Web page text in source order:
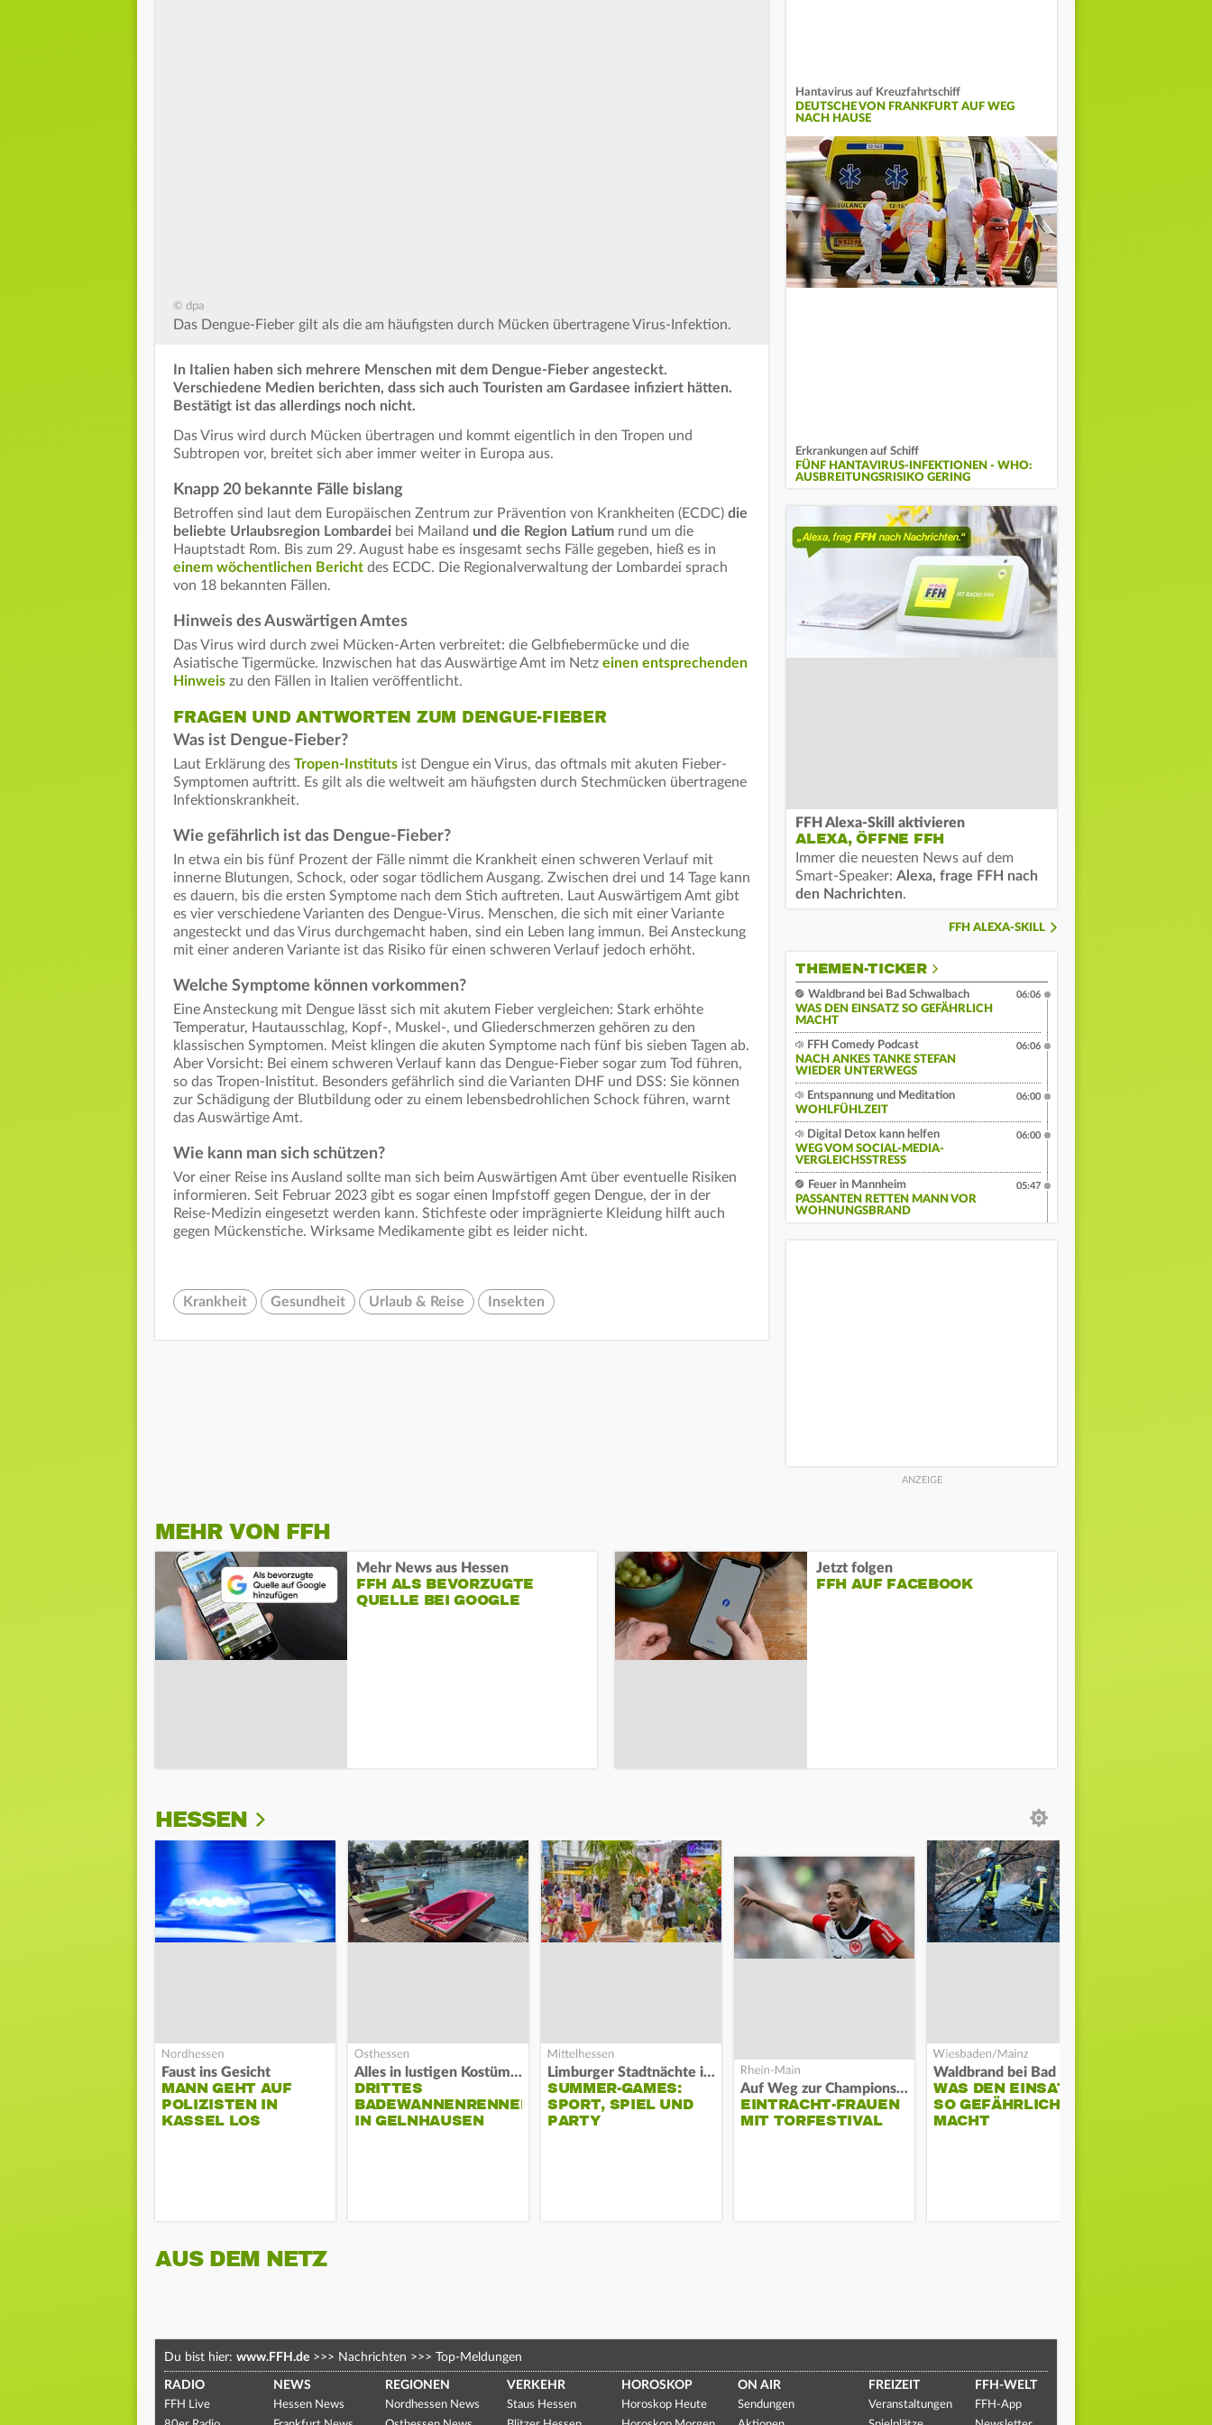
© dpa
Das Dengue-Fieber gilt als die am häufigsten durch Mücken übertragene Virus-Infektion.
In Italien haben sich mehrere Menschen mit dem Dengue-Fieber angesteckt.
Verschiedene Medien berichten, dass sich auch Touristen am Gardasee infiziert hätten.
Bestätigt ist das allerdings noch nicht.
Das Virus wird durch Mücken übertragen und kommt eigentlich in den Tropen und
Subtropen vor, breitet sich aber immer weiter in Europa aus.
Knapp 20 bekannte Fälle bislang
Betroffen sind laut dem Europäischen Zentrum zur Prävention von Krankheiten (ECDC) die
beliebte Urlaubsregion Lombardei bei Mailand und die Region Latium rund um die
Hauptstadt Rom. Bis zum 29. August habe es insgesamt sechs Fälle gegeben, hieß es in
einem wöchentlichen Bericht des ECDC. Die Regionalverwaltung der Lombardei sprach
von 18 bekannten Fällen.
Hinweis des Auswärtigen Amtes
Das Virus wird durch zwei Mücken-Arten verbreitet: die Gelbfiebermücke und die
Asiatische Tigermücke. Inzwischen hat das Auswärtige Amt im Netz einen entsprechenden
Hinweis zu den Fällen in Italien veröffentlicht.
FRAGEN UND ANTWORTEN ZUM DENGUE-FIEBER
Was ist Dengue-Fieber?
Laut Erklärung des Tropen-Instituts ist Dengue ein Virus, das oftmals mit akuten Fieber-
Symptomen auftritt. Es gilt als die weltweit am häufigsten durch Stechmücken übertragene
Infektionskrankheit.
Wie gefährlich ist das Dengue-Fieber?
In etwa ein bis fünf Prozent der Fälle nimmt die Krankheit einen schweren Verlauf mit
innerne Blutungen, Schock, oder sogar tödlichem Ausgang. Zwischen drei und 14 Tage kann
es dauern, bis die ersten Symptome nach dem Stich auftreten. Laut Auswärtigem Amt gibt
es vier verschiedene Varianten des Dengue-Virus. Menschen, die sich mit einer Variante
angesteckt und das Virus durchgemacht haben, sind ein Leben lang immun. Bei Ansteckung
mit einer anderen Variante ist das Risiko für einen schweren Verlauf jedoch erhöht.
Welche Symptome können vorkommen?
Eine Ansteckung mit Dengue lässt sich mit akutem Fieber vergleichen: Stark erhöhte
Temperatur, Hautausschlag, Kopf-, Muskel-, und Gliederschmerzen gehören zu den
klassischen Symptomen. Meist klingen die akuten Symptome nach fünf bis sieben Tagen ab.
Aber Vorsicht: Bei einem schweren Verlauf kann das Dengue-Fieber sogar zum Tod führen,
so das Tropen-Inistitut. Besonders gefährlich sind die Varianten DHF und DSS: Sie können
zur Schädigung der Blutbildung oder zu einem lebensbedrohlichen Schock führen, warnt
das Auswärtige Amt.
Wie kann man sich schützen?
Vor einer Reise ins Ausland sollte man sich beim Auswärtigen Amt über eventuelle Risiken
informieren. Seit Februar 2023 gibt es sogar einen Impfstoff gegen Dengue, der in der
Reise-Medizin eingesetzt werden kann. Stichfeste oder imprägnierte Kleidung hilft auch
gegen Mückenstiche. Wirksame Medikamente gibt es leider nicht.
Krankheit Gesundheit Urlaub & Reise Insekten
Hantavirus auf Kreuzfahrtschiff
DEUTSCHE VON FRANKFURT AUF WEG
NACH HAUSE
Erkrankungen auf Schiff
FÜNF HANTAVIRUS-INFEKTIONEN - WHO:
AUSBREITUNGSRISIKO GERING
FFH Alexa-Skill aktivieren
ALEXA, ÖFFNE FFH
Immer die neuesten News auf dem
Smart-Speaker: Alexa, frage FFH nach
den Nachrichten.
FFH ALEXA-SKILL
THEMEN-TICKER
Waldbrand bei Bad Schwalbach
WAS DEN EINSATZ SO GEFÄHRLICH
MACHT
06:06
FFH Comedy Podcast
NACH ANKES TANKE STEFAN
WIEDER UNTERWEGS
06:06
Entspannung und Meditation
WOHLFÜHLZEIT
06:00
Digital Detox kann helfen
WEG VOM SOCIAL-MEDIA-
VERGLEICHSSTRESS
06:00
Feuer in Mannheim
PASSANTEN RETTEN MANN VOR
WOHNUNGSBRAND
05:47
MEHR VON FFH
Mehr News aus Hessen
FFH ALS BEVORZUGTE
QUELLE BEI GOOGLE
Jetzt folgen
FFH AUF FACEBOOK
HESSEN
Faust ins Gesicht
MANN GEHT AUF
POLIZISTEN IN
KASSEL LOS
Alles in lustigen Kostümen
DRITTES
BADEWANNENRENNEN
IN GELNHAUSEN
Limburger Stadtnächte im Sand
SUMMER-GAMES:
SPORT, SPIEL UND
PARTY
Auf Weg zur Champions League
EINTRACHT-FRAUEN
MIT TORFESTIVAL
WAS DEN EINSATZ
SO GEFÄHRLICH
MACHT
AUS DEM NETZ
Du bist hier: www.FFH.de >>> Nachrichten >>> Top-Meldungen
RADIO
FFH Live
NEWS
Hessen News
REGIONEN
Nordhessen News
VERKEHR
Staus Hessen
HOROSKOP
Horoskop Heute
ON AIR
Sendungen
FREIZEIT
Veranstaltungen
FFH-WELT
FFH-App